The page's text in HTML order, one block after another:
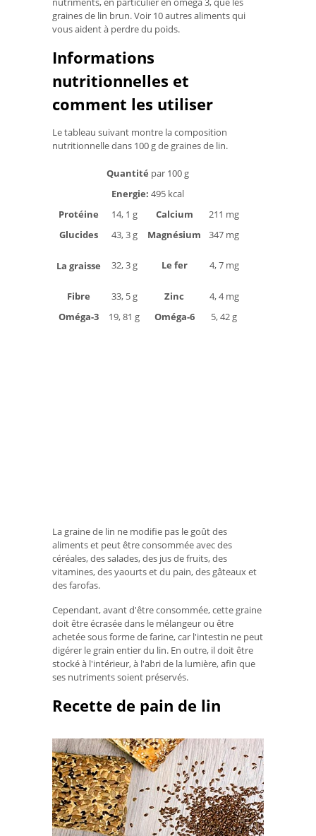
graines de lin brun. Voir 10 autres aliments qui
vous aident à perdre du poids.
Informations
nutritionnelles et
comment les utiliser
Le tableau suivant montre la composition
nutritionnelle dans 100 g de graines de lin.
Quantité par 100 g
Energie: 495 kcal
Protéine
14, 1 g Calcium
211 mg
Glucides
43, 3 g Magnésium 347 mg
La graisse 32, 3 g Le fer 4, 7 mg
Fibre 33, 5 g Zinc
4, 4 mg
Oméga-3
19, 81 g Oméga-6 5, 42 g
La graine de lin ne modifie pas le goût des
aliments et peut être consommée avec des
céréales, des salades, des jus de fruits, des
vitamines, des yaourts et du pain, des gâteaux et
des farofas.
Cependant, avant d'être consommée, cette graine
doit être écrasée dans le mélangeur ou être
achetée sous forme de farine, car l'intestin ne peut
digérer le grain entier du lin. En outre, il doit être
stocké à l'intérieur, à l'abri de la lumière, afin que
ses nutriments soient préservés.
Recette de pain de lin